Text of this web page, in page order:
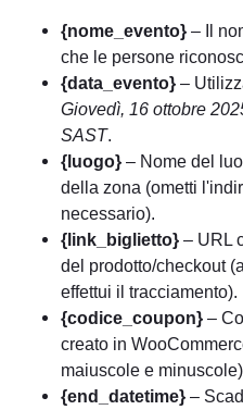
{nome_evento} – Il
che le persone
{data_evento} –
Giovedì, 16 ottobre
SAST.
{luogo} – Nome del
della zona (ometti
necessario).
{link_biglietto} – URL
del prodotto/checkout
effettui il tracciamento).
{codice_coupon} –
creato in
maiuscole e
{end_datetime} –